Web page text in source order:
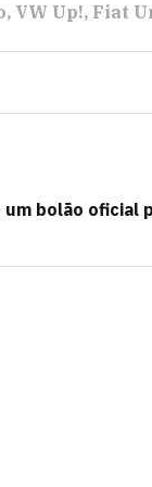
VW Up! Fiat
bolão oficial